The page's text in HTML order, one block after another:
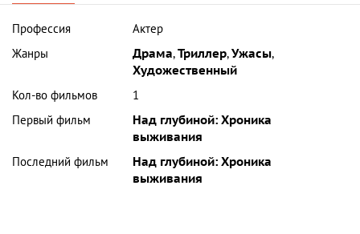
Профессия
Актер
Жанры
Драма,Триллер,Ужасы,
Художественный
Кол-во фильмов
1
Первый фильм
Над глубиной: Хроника
выживания
Последний фильм
Над глубиной: Хроника
выживания